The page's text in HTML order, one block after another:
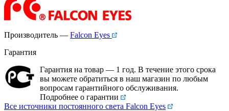
Производитель — Falcon Eyes
Гарантия
Гарантия на товар — 1 год. В течение этого срока
вы можете обратиться в наш магазин по любым
вопросам гарантийного обслуживания.
Подробнее о гарантии
Все источники постоянного света Falcon Eyes